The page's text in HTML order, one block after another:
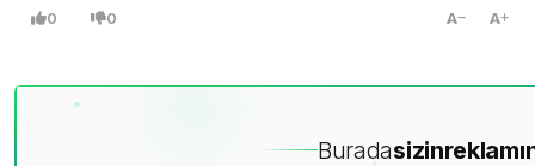
0 0 A A
Buradasizin